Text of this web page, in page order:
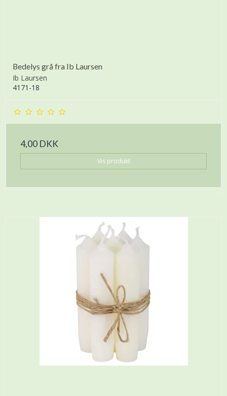
Bedelys grå fra Ib Laursen
Ib Laursen
4171-18
4,00 DKK
Vis produkt